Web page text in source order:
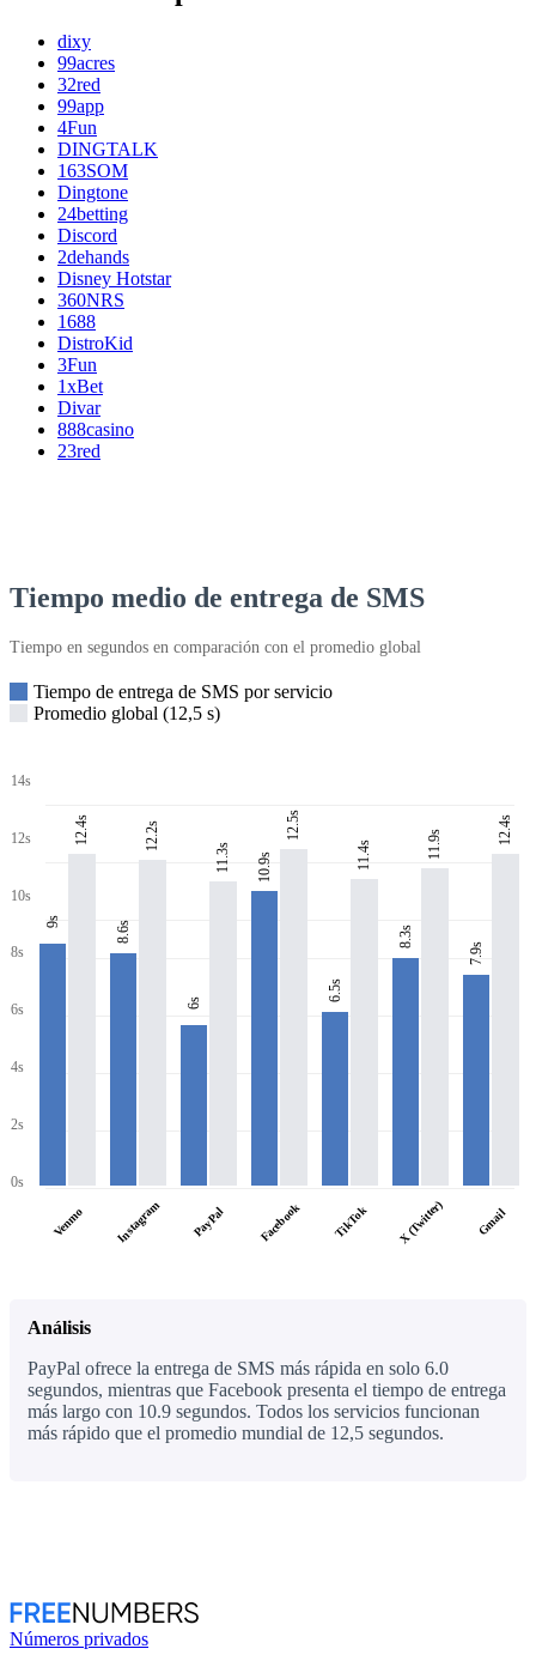
dixy
99acres
32red
99app
4Fun
DINGTALK
163SOM
Dingtone
24betting
Discord
2dehands
Disney Hotstar
360NRS
1688
DistroKid
3Fun
1xBet
Divar
888casino
23red
Tiempo medio de entrega de SMS
Tiempo en segundos en comparación con el promedio global
Tiempo de entrega de SMS por servicio
Promedio global (12,5 s)
14s
12s
10s
8s
6s
4s
2s
0s
9s
12.4s
Venmo
8.6s
12.2s
Instagram
6s
11.3s
PayPal
10.9s
12.5s
Facebook
6.5s
11.4s
TikTok
8.3s
11.9s
X (Twitter)
7.9s
12.4s
Gmail
Análisis
PayPal ofrece la entrega de SMS más rápida en solo 6.0
segundos, mientras que Facebook presenta el tiempo de entrega
más largo con 10.9 segundos. Todos los servicios funcionan
más rápido que el promedio mundial de 12,5 segundos.
Números privados